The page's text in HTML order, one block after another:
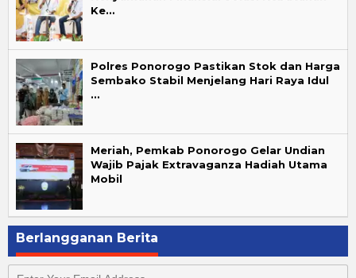
Ke…
Polres Ponorogo Pastikan Stok dan Harga
Sembako Stabil Menjelang Hari Raya Idul
…
Meriah, Pemkab Ponorogo Gelar Undian
Wajib Pajak Extravaganza Hadiah Utama
Mobil
Berlangganan Berita